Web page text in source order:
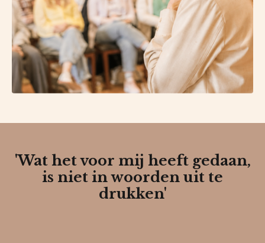
'Wat het voor mij heeft gedaan,
is niet in woorden uit te
drukken'